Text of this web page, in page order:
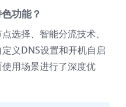
功能？
选择、智能分流技术、
义DNS设置和开机自启
用场景进行了深度优